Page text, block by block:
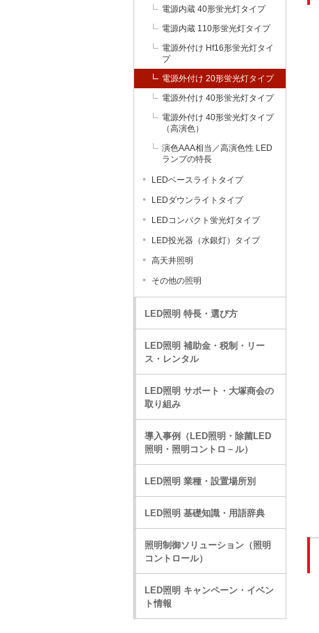
電源内蔵 40形蛍光灯タイプ
電源内蔵 110形蛍光灯タイプ
電源外付け Hf16形蛍光灯タイ
プ
電源外付け 20形蛍光灯タイプ
電源外付け 40形蛍光灯タイプ
電源外付け 40形蛍光灯タイプ
（高演色）
演色AAA相当／高演色性 LED
ランプの特長
LEDベースライトタイプ
LEDダウンライトタイプ
LEDコンパクト蛍光灯タイプ
LED投光器（水銀灯）タイプ
高天井照明
その他の照明
LED照明 特長・選び方
LED照明 補助金・税制・リー
ス・レンタル
LED照明 サポート・大塚商会の
取り組み
導入事例（LED照明・除菌LED
照明・照明コントロ－ル）
LED照明 業種・設置場所別
LED照明 基礎知識・用語辞典
照明制御ソリューション（照明
コントロール）
LED照明 キャンペーン・イベン
ト情報